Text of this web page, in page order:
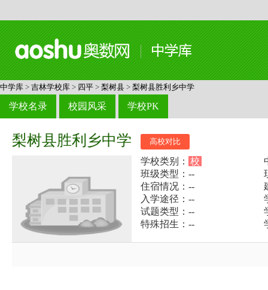
中学库 > 吉林学校库 > 四平 > 梨树县 > 梨树县胜利乡中学
学校名录 校园风采 学校PK
梨树县胜利乡中学 高校对比
学校类别： 校
班级类型：--
住宿情况：--
入学途径：--
试题类型：--
特殊招生：--